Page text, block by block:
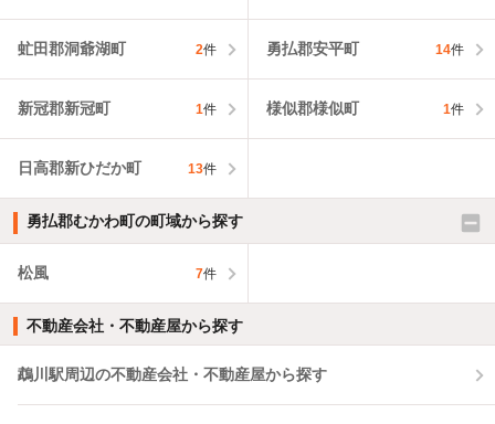
虻田郡洞爺湖町 2件 勇払郡安平町 14件
新冠郡新冠町 1件 様似郡様似町 1件
日高郡新ひだか町 13件
勇払郡むかわ町の町域から探す
松風 7件
不動産会社・不動産屋から探す
鵡川駅周辺の不動産会社・不動産屋から探す